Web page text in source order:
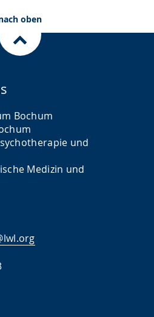
oben
Bochum
und
Medizin und